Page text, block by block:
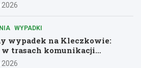
2026
WYPADKI
wypadek na Kleczkowie:
trasach komunikacji
2026